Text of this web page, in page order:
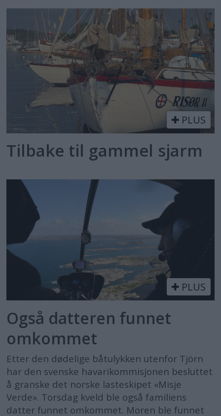
PLUS
Tilbake til gammel sjarm
PLUS
Også datteren funnet
omkommet
Etter den dødelige båtulykken utenfor Tjörn
har den svenske havarikommisjonen besluttet
å granske det norske lasteskipet «Misje
Verde». Torsdag kveld ble også familiens
datter funnet omkommet. Moren ble funnet